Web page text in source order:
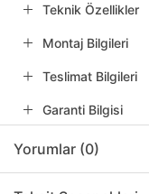
Teknik Özellikler
Montaj Bilgileri
Teslimat Bilgileri
Garanti Bilgisi
Yorumlar (0)